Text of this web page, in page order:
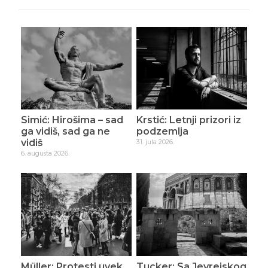
Simić: Hirošima – sad
ga vidiš, sad ga ne
vidiš
6. augusta 2026.
Krstić: Letnji prizori iz
podzemlja
31. jula 2026.